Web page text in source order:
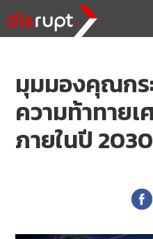
มุมมองคุณกร
ความท้าทาย
ภายในปี 2030